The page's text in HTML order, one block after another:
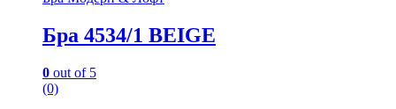
Бра 4534/1 BEIGE
0 out of 5
(0)